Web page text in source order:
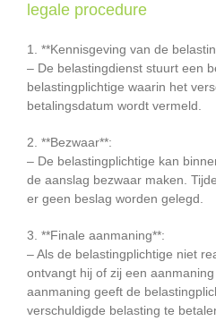
legale procedure
1. **Kennisgeving van de
– De belastingdienst stuurt een
belastingplichtige waarin het
betalingsdatum wordt vermeld.
2. **Bezwaar**:
– De belastingplichtige kan
de aanslag bezwaar maken.
er geen beslag worden gelegd.
3. **Finale aanmaning**:
– Als de belastingplichtige niet
ontvangt hij of zij een
aanmaning geeft de
verschuldigde belasting te